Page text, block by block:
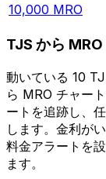
10,000 MRO
TJS から
動いている 10
ら MRO チャー
ートを追跡し、
します。金利が
料金アラートを
ます。